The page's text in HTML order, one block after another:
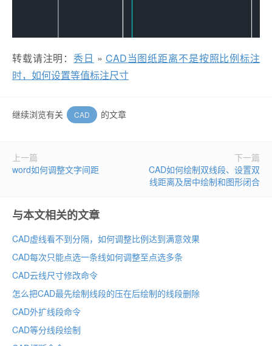
转载请注明：秀日 » CAD当图纸距离不是按照比例标注
时，如何设置等值标注尺寸
继续浏览有关 CAD 的文章
上一篇
word如何调整文字间距
下一篇
CAD如何绘制双线段、设置双
线距离及居中绘制和图形闭合
与本文相关的文章
CAD虚线看不到分隔，如何调整比例达到满意效果
CAD每次只能点选一条线如何调整至点选多条
CAD云线尺寸修改命令
怎么把CAD最先绘制线段的压在后绘制的线段删除
CAD外扩线段命令
CAD等分线段绘制